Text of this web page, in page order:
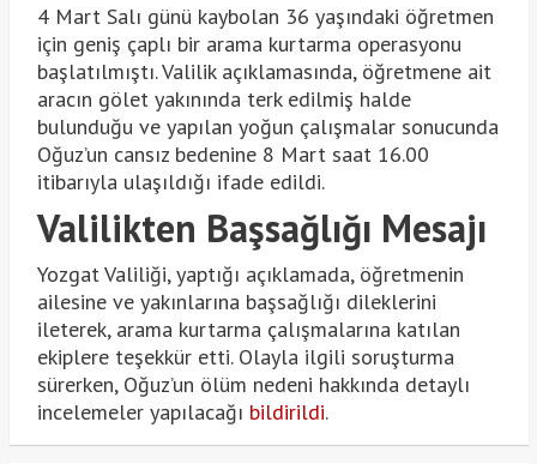
4 Mart Salı günü kaybolan 36 yaşındaki öğretmen
için geniş çaplı bir arama kurtarma operasyonu
başlatılmıştı. Valilik açıklamasında, öğretmene ait
aracın gölet yakınında terk edilmiş halde
bulunduğu ve yapılan yoğun çalışmalar sonucunda
Oğuz’un cansız bedenine 8 Mart saat 16.00
itibarıyla ulaşıldığı ifade edildi.
Valilikten Başsağlığı Mesajı
Yozgat Valiliği, yaptığı açıklamada, öğretmenin
ailesine ve yakınlarına başsağlığı dileklerini
ileterek, arama kurtarma çalışmalarına katılan
ekiplere teşekkür etti. Olayla ilgili soruşturma
sürerken, Oğuz’un ölüm nedeni hakkında detaylı
incelemeler yapılacağı bildirildi.